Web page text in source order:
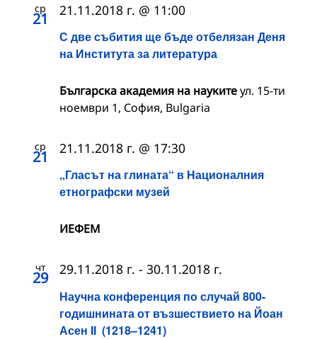
ср
21
С две събития ще бъде отбелязан Деня
на Института за литература
21.11.2018 г. @ 11:00
Българска академия на наукитеул. 15-ти
ноември 1, София, Bulgaria
ср
21
„Гласът на глината“ в Националния
етнографски музей
21.11.2018 г. @ 17:30
ИЕФЕМ
чт
29
Научна конференция по случай 800-
годишнината от възшествието на Йоан
Асен II (1218–1241)
29.11.2018 г. - 30.11.2018 г.